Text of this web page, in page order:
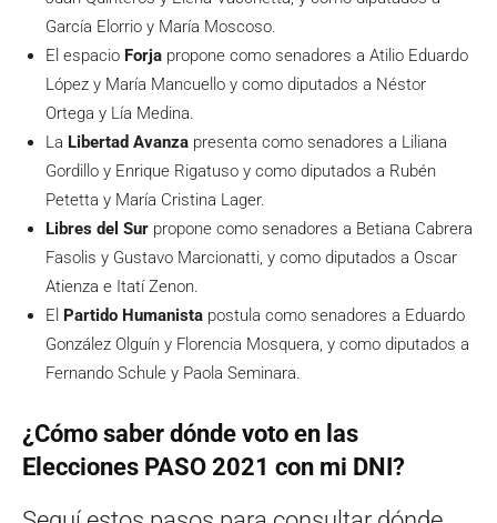
García Elorrio y María Moscoso.
El espacio Forja propone como senadores a Atilio Eduardo
López y María Mancuello y como diputados a Néstor
Ortega y Lía Medina.
La Libertad Avanza presenta como senadores a Liliana
Gordillo y Enrique Rigatuso y como diputados a Rubén
Petetta y María Cristina Lager.
Libres del Sur propone como senadores a Betiana Cabrera
Fasolis y Gustavo Marcionatti, y como diputados a Oscar
Atienza e Itatí Zenon.
El Partido Humanista postula como senadores a Eduardo
González Olguín y Florencia Mosquera, y como diputados a
Fernando Schule y Paola Seminara.
¿Cómo saber dónde voto en las
Elecciones PASO 2021 con mi DNI?